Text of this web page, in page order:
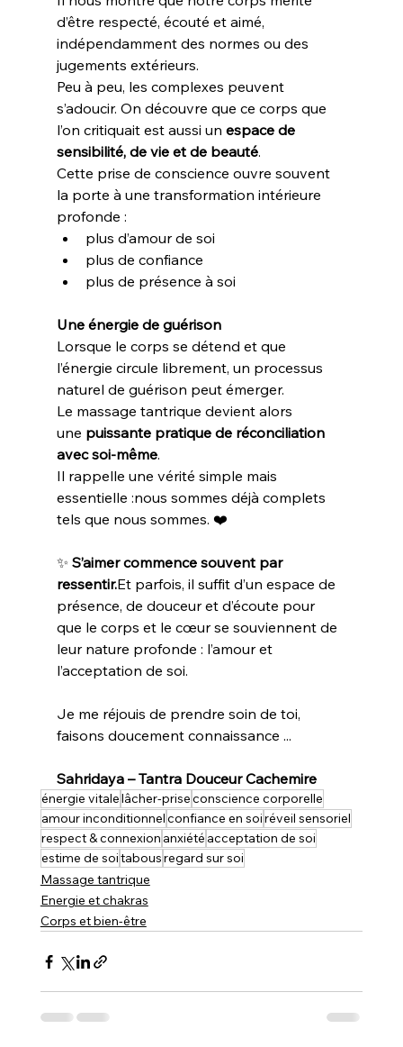
d’être respecté, écouté et aimé,
indépendamment des normes ou des
jugements extérieurs.
Peu à peu, les complexes peuvent
s’adoucir. On découvre que ce corps que
l’on critiquait est aussi un espace de
sensibilité, de vie et de beauté.
Cette prise de conscience ouvre souvent
la porte à une transformation intérieure
profonde :
plus d’amour de soi
plus de confiance
plus de présence à soi
Une énergie de guérison
Lorsque le corps se détend et que
l’énergie circule librement, un processus
naturel de guérison peut émerger.
Le massage tantrique devient alors
une puissante pratique de réconciliation
avec soi-même.
Il rappelle une vérité simple mais
essentielle :nous sommes déjà complets
tels que nous sommes. ❤️
✨ S’aimer commence souvent par
ressentir.Et parfois, il suffit d’un espace de
présence, de douceur et d’écoute pour
que le corps et le cœur se souviennent de
leur nature profonde : l’amour et
l’acceptation de soi.
Je me réjouis de prendre soin de toi,
faisons doucement connaissance ...
Sahridaya – Tantra Douceur Cachemire
énergie vitalelâcher-priseconscience corporelle
amour inconditionnelconfiance en soiréveil sensoriel
respect & connexion anxiété acceptation de soi
estime de soitabousregard sur soi
Massage tantrique
Energie et chakras
Corps et bien-être